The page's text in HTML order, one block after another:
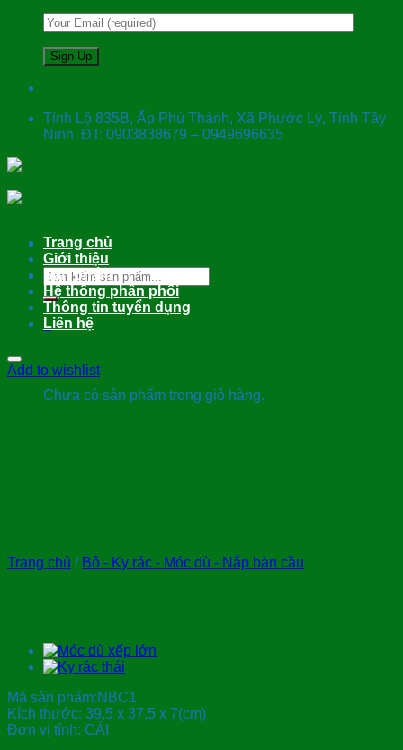
Tỉnh Lộ 835B, Ấp Phú Thành, Xã Phước Lý, Tỉnh Tây
Ninh. ĐT: 0903838679 – 0949696635
Tìm
kiếm:
0
Chưa có sản phẩm trong giỏ hàng.
Trang chủ
Giới thiệu
Sản phẩm
Hệ thống phân phối
Thông tin tuyển dụng
Liên hệ
Add to wishlist
Trang chủ / Bô - Ky rác - Móc dù - Nắp bàn cầu
Mã sản phẩm:NBC1
Kích thước: 39,5 x 37,5 x 7(cm)
Đơn vị tính: CÁI